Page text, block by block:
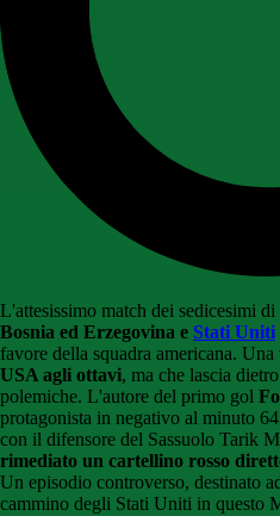
L'attesissimo match dei sedicesimi
Bosnia ed Erzegovina e Stati Uniti
favore della squadra americana.
USA agli ottavi, ma che lascia
polemiche. L'autore del primo gol
protagonista in negativo al minuto
con il difensore del Sassuolo Tarik
rimediato un cartellino rosso
Un episodio controverso, destinato
cammino degli Stati Uniti in questo